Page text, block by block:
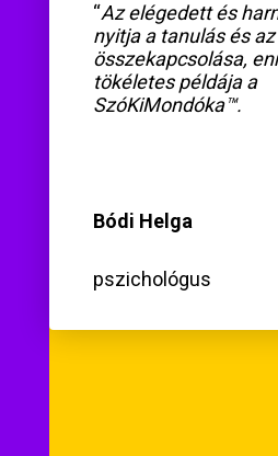
“Az elégedett és
nyitja a tanulás és
összekapcsolása,
tökéletes példája a
SzóKiMondóka™.
Bódi Helga
pszichológus